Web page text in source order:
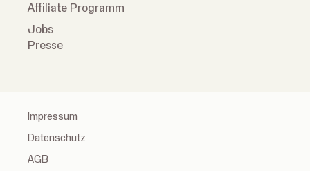
Affiliate Programm
Jobs
Presse
Impressum
Datenschutz
AGB